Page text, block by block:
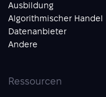
Ausbildung
Algorithmischer Handel
Datenanbieter
Andere
Ressourcen